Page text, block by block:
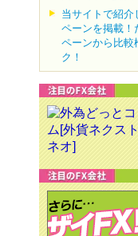
当サイトで紹介
ペーンを掲載！
ペーンから比較
ク！